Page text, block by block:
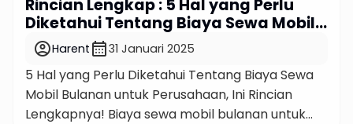
dan Bandara Juanda. Dengan pengalaman
bertahun-tahun, kami menjamin kenyamanan
dan ketepatan waktu, sehingga Anda bisa fokus
pada tujuan perjalanan tanpa khawatir tentang
[…]
Rincian Lengkap : 5 Hal yang Perlu
Diketahui Tentang Biaya Sewa Mobil
Bulanan untuk Perusahaan
account_circleHarent calendar_month31 Januari 2025
5 Hal yang Perlu Diketahui Tentang Biaya Sewa
Mobil Bulanan untuk Perusahaan, Ini Rincian
Lengkapnya! Biaya sewa mobil bulanan untuk